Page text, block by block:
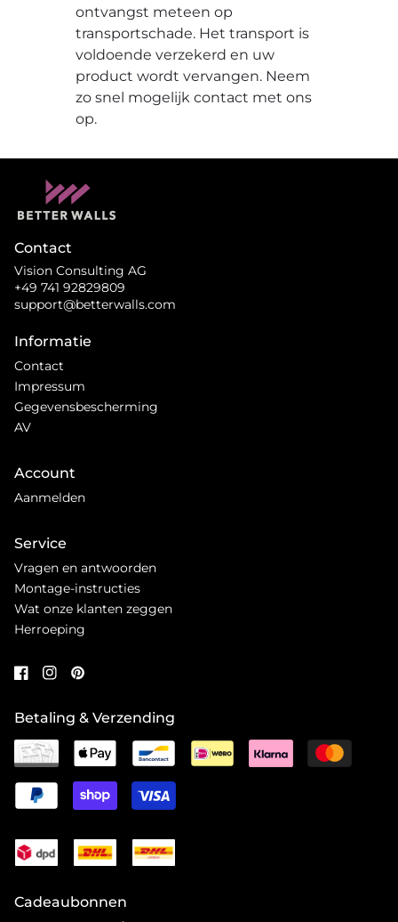
ontvangst meteen op
transportschade. Het transport is
voldoende verzekerd en uw
product wordt vervangen. Neem
zo snel mogelijk contact met ons
op.
Contact
Vision Consulting AG
+49 741 92829809
support@betterwalls.com
Informatie
Contact
Impressum
Gegevensbescherming
AV
Account
Aanmelden
Service
Vragen en antwoorden
Montage-instructies
Wat onze klanten zeggen
Herroeping
Betaling & Verzending
Cadeaubonnen